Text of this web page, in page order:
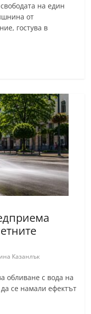
на един
от
гостува в
Казанлък
обливане с вода на
се намали ефектът